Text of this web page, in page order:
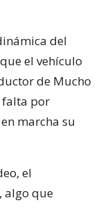
del
el vehículo
de Mucho
falta por
marcha su
el
algo que